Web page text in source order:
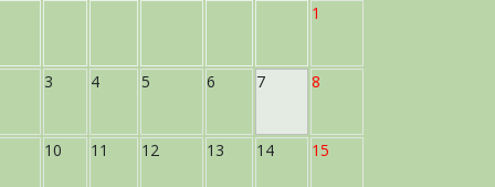
1
3 4 5 6 7 8
10 11 12 13 14 15